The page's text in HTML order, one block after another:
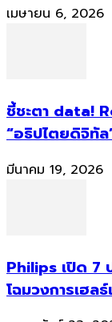
เมษายน 6, 2026
ชี้ชะตา data!
“อธิปไตยดิจิทัล
มีนาคม 19, 2026
Philips เปิด 7
โฉมวงการเฮล